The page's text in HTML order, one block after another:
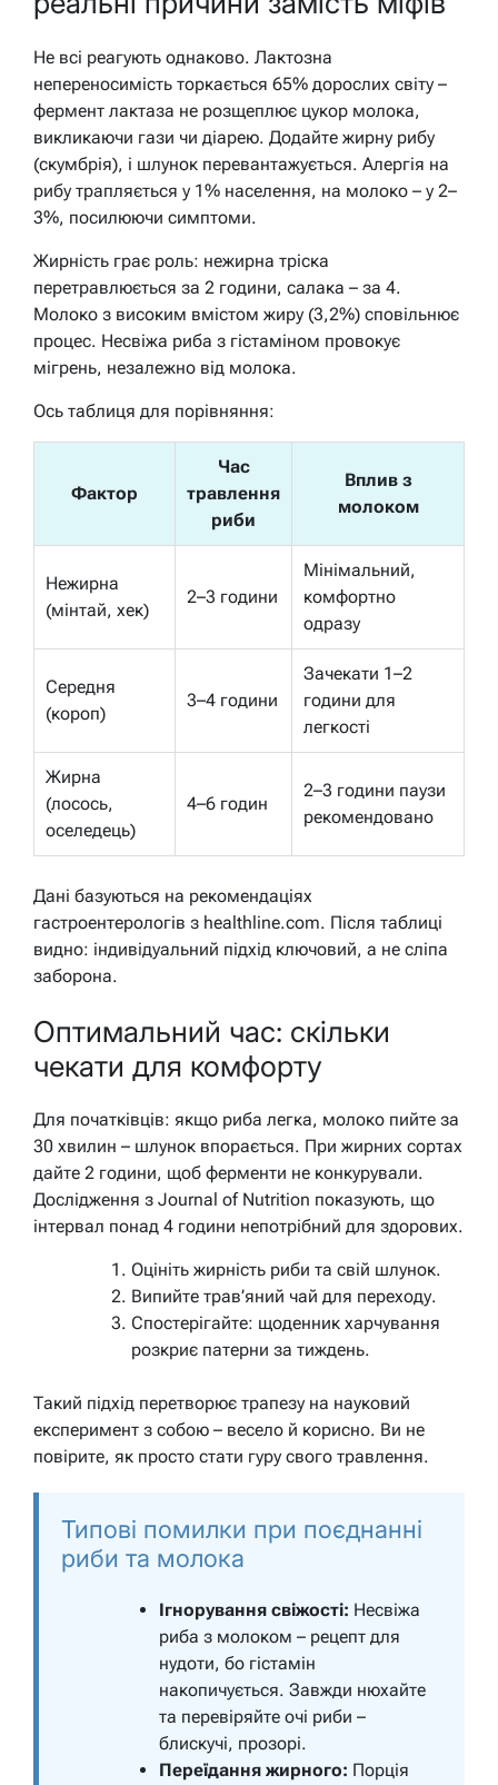
Не всі реагують однаково. Лактозна
непереносимість торкається 65% дорослих світу –
фермент лактаза не розщеплює цукор молока,
викликаючи гази чи діарею. Додайте жирну рибу
(скумбрія), і шлунок перевантажується. Алергія на
рибу трапляється у 1% населення, на молоко – у 2–
3%, посилюючи симптоми.
Жирність грає роль: нежирна тріска
перетравлюється за 2 години, салака – за 4.
Молоко з високим вмістом жиру (3,2%) сповільнює
процес. Несвіжа риба з гістаміном провокує
мігрень, незалежно від молока.
Ось таблиця для порівняння:
Фактор
Час
травлення
риби
Вплив з
молоком
Нежирна
(мінтай, хек)
2–3 години
Мінімальний,
комфортно
одразу
Середня
(короп)
3–4 години
Зачекати 1–2
години для
легкості
Жирна
(лосось,
оселедець)
4–6 годин
2–3 години паузи
рекомендовано
Дані базуються на рекомендаціях
гастроентерологів з healthline.com. Після таблиці
видно: індивідуальний підхід ключовий, а не сліпа
заборона.
Оптимальний час: скільки
чекати для комфорту
Для початківців: якщо риба легка, молоко пийте за
30 хвилин – шлунок впорається. При жирних сортах
дайте 2 години, щоб ферменти не конкурували.
Дослідження з Journal of Nutrition показують, що
інтервал понад 4 години непотрібний для здорових.
Оцініть жирність риби та свій шлунок.
Випийте трав’яний чай для переходу.
Спостерігайте: щоденник харчування
розкриє патерни за тиждень.
Такий підхід перетворює трапезу на науковий
експеримент з собою – весело й корисно. Ви не
повірите, як просто стати гуру свого травлення.
Типові помилки при поєднанні
риби та молока
Ігнорування свіжості: Несвіжа
риба з молоком – рецепт для
нудоти, бо гістамін
накопичується. Завжди нюхайте
та перевіряйте очі риби –
блискучі, прозорі.
Переїдання жирного: Порція